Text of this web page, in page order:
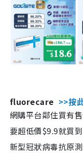
fluorecare >>按
網購平台鄰住買有
要超低價$9.9就買
新型冠狀病毒抗原